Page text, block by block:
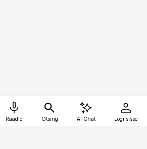
Raadio Otsing AI Chat Logi sisse